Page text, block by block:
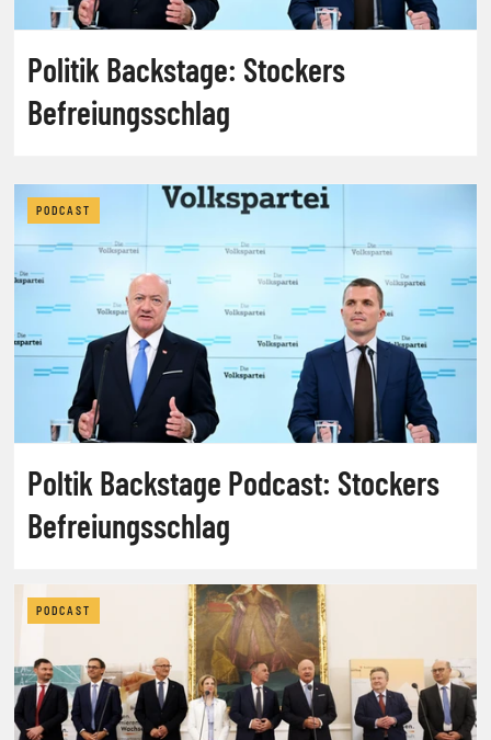
Politik Backstage: Stockers
Befreiungsschlag
PODCAST
Poltik Backstage Podcast: Stockers
Befreiungsschlag
PODCAST